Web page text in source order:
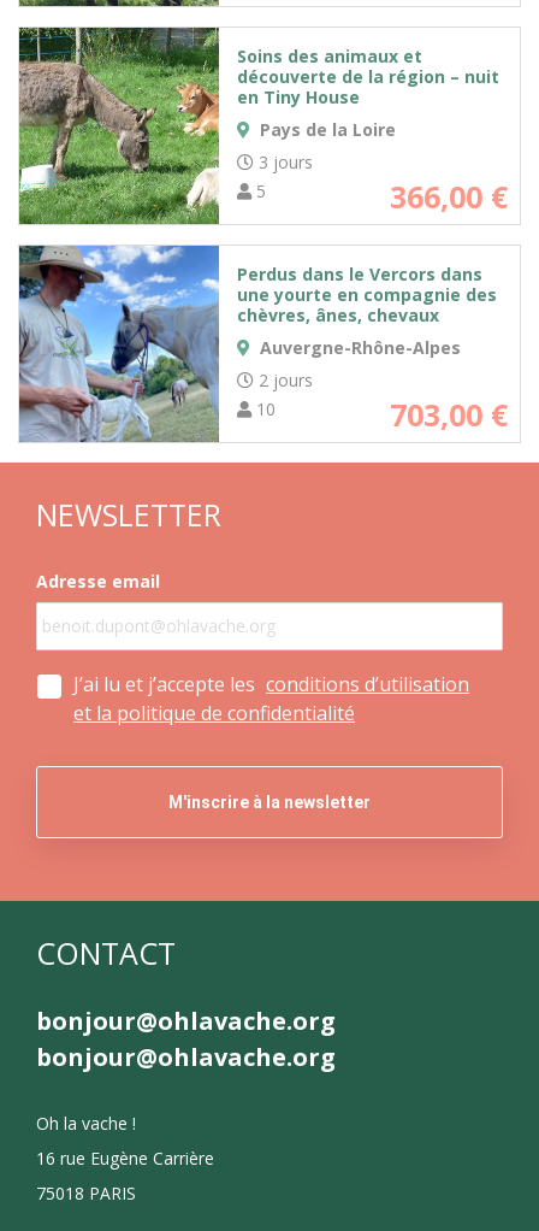
Soins des animaux et
découverte de la région – nuit
en Tiny House
Pays de la Loire
3 jours
5
366,00 €
Perdus dans le Vercors dans
une yourte en compagnie des
chèvres, ânes, chevaux
Auvergne-Rhône-Alpes
2 jours
10
703,00 €
NEWSLETTER
Adresse email
J’ai lu et j’accepte les conditions d’utilisation
et la politique de confidentialité
CONTACT
bonjour@ohlavache.org
bonjour@ohlavache.org
Oh la vache !
16 rue Eugène Carrière
75018 PARIS